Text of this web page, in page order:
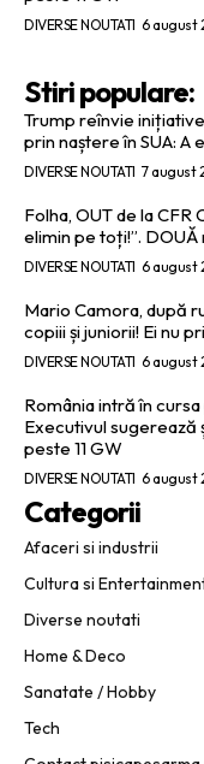
DIVERSE NOUTATI 6 august
Stiri populare:
Trump reînvie
prin naștere în SUA:
DIVERSE NOUTATI 7 august
Folha, OUT de la CFR
elimin pe toți!”.
DIVERSE NOUTATI 6 august
Mario Camora, după
copiii și juniorii! Ei nu
DIVERSE NOUTATI 6 august
România intră în
Executivul sugerează
peste 11 GW
DIVERSE NOUTATI 6 august
Categorii
Afaceri si industrii
Cultura si
Diverse noutati
Home & Deco
Sanatate / Hobby
Tech